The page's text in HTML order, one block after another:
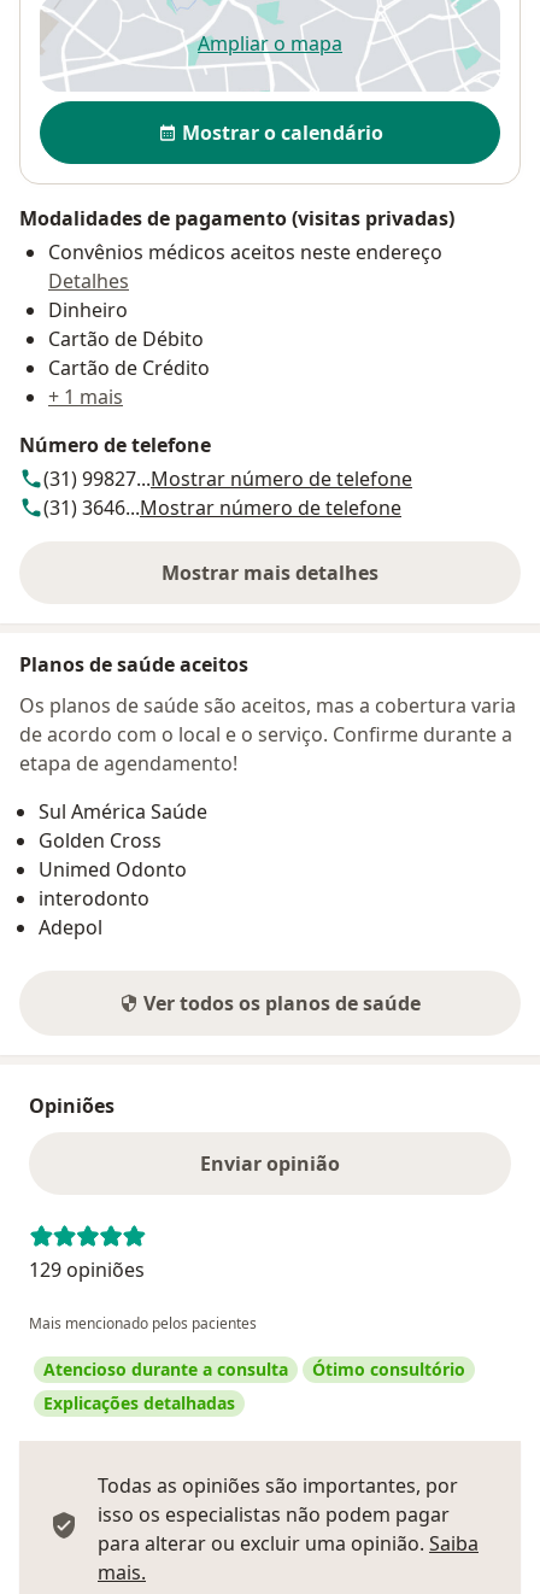
Ampliar o mapaabre num novo separador
Disponibilidade
Mostrar o calendário
Modalidades de pagamento (visitas privadas)
Convênios médicos aceitos neste endereço
Detalhes
Dinheiro
Cartão de Débito
Cartão de Crédito
+ 1 mais
Número de telefone
(31) 99827...Mostrar número de telefone
(31) 3646...Mostrar número de telefone
Mostrar mais detalhes
sobre o endereço
Planos de saúde aceitos
Os planos de saúde são aceitos, mas a cobertura varia
de acordo com o local e o serviço. Confirme durante a
etapa de agendamento!
Sul América Saúde
Golden Cross
Unimed Odonto
interodonto
Adepol
Ver todos os planos de saúde
Opiniões
Enviar opinião
129 opiniões
Mais mencionado pelos pacientes
Atencioso durante a consulta
Ótimo consultório
Explicações detalhadas
Todas as opiniões são importantes, por
isso os especialistas não podem pagar
para alterar ou excluir uma opinião. Saiba
mais.